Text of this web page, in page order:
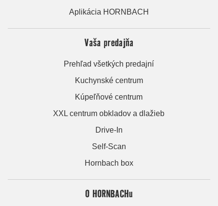
Aplikácia HORNBACH
Vaša predajňa
Prehľad všetkých predajní
Kuchynské centrum
Kúpeľňové centrum
XXL centrum obkladov a dlažieb
Drive-In
Self-Scan
Hornbach box
O HORNBACHu